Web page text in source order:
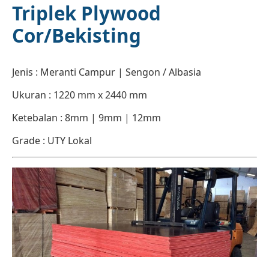
Triplek Plywood
Cor/Bekisting
Jenis : Meranti Campur | Sengon / Albasia
Ukuran : 1220 mm x 2440 mm
Ketebalan : 8mm | 9mm | 12mm
Grade : UTY Lokal